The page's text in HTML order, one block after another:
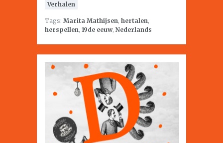
Verhalen
Tags: Marita Mathijsen, hertalen,
herspellen, 19de eeuw, Nederlands